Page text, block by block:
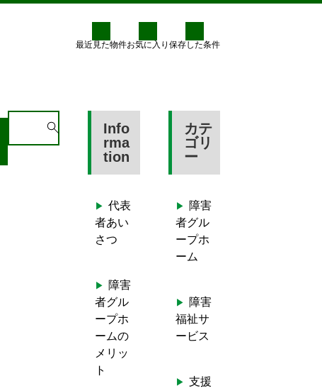
最近見た物件お気に入り 保存した条件
Info
rma
tion
代表
者あい
さつ
障害
者グル
ープホ
ームの
メリッ
ト
カテ
ゴリ
ー
障害
者グル
ープホ
ーム
障害
福祉サ
ービス
支援